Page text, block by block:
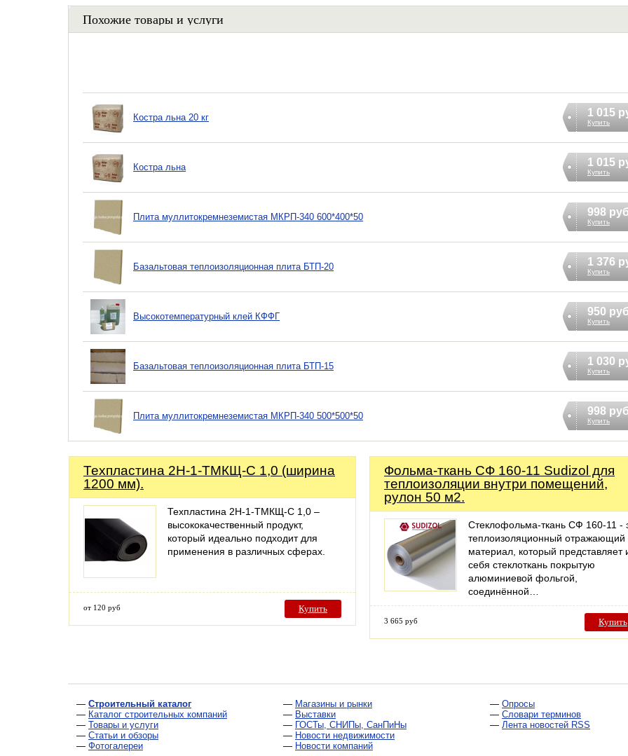
Похожие товары и услуги
Костра льна 20 кг 1 015
Купить
Костра льна 1 015
Купить
Плита муллитокремнеземистая МКРП-340 600*400*50 998
Купить
Базальтовая теплоизоляционная плита БТП-20 1 376
Купить
Высокотемпературный клей КФФГ 950
Купить
Базальтовая теплоизоляционная плита БТП-15 1 030
Купить
Плита муллитокремнеземистая МКРП-340 500*500*50 998
Купить
Техпластина 2Н-1-ТМКЩ-С 1,0 (ширина
1200 мм).
Техпластина 2Н-1-ТМКЩ-С 1,0 –
высококачественный продукт,
который идеально подходит для
применения в различных сферах.
от 120 руб Купить
Фольма-ткань СФ 160-11 Sudizol для
теплоизоляции внутри помещений,
рулон 50 м2.
Стеклофольма-ткань СФ 160-11 -
теплоизоляционный отражающий
материал, который представляет
себя стеклоткань покрытую
алюминиевой фольгой,
соединённой…
3 665 руб Купить
— Строительный каталог
— Каталог строительных компаний
— Товары и услуги
— Статьи и обзоры
— Фотогалереи
— Магазины и рынки
— Выставки
— ГОСТы, СНИПы, СанПиНы
— Новости недвижимости
— Новости компаний
— Опросы
— Словари терминов
— Лента новостей RSS